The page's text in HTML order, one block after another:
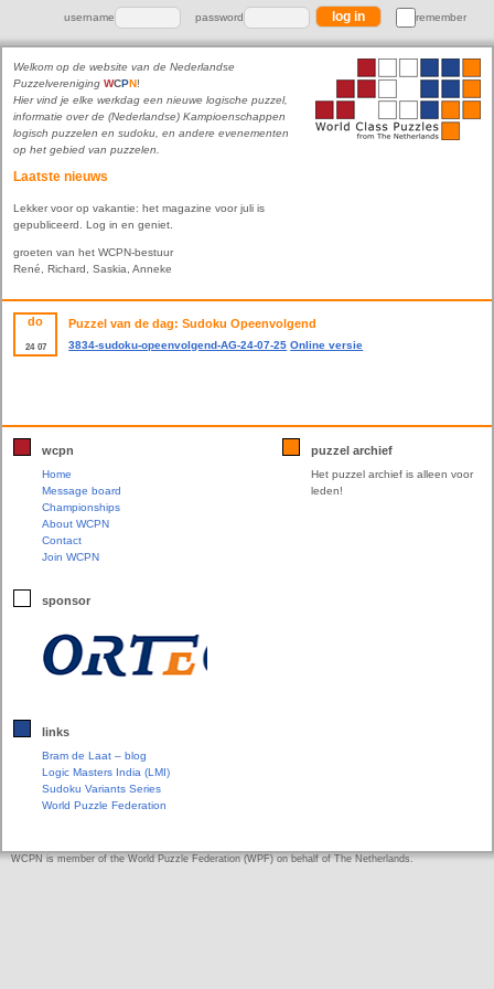
username password remember
Welkom op de website van de Nederlandse
Puzzelvereniging WCPN!
Hier vind je elke werkdag een nieuwe logische puzzel,
informatie over de (Nederlandse) Kampioenschappen
logisch puzzelen en sudoku, en andere evenementen
op het gebied van puzzelen.
Laatste nieuws
Lekker voor op vakantie: het magazine voor juli is
gepubliceerd. Log in en geniet.
groeten van het WCPN-bestuur
René, Richard, Saskia, Anneke
do
24 07
Puzzel van de dag: Sudoku Opeenvolgend
3834-sudoku-opeenvolgend-AG-24-07-25 Online versie
wcpn
Home
Message board
Championships
About WCPN
Contact
Join WCPN
sponsor
links
Bram de Laat – blog
Logic Masters India (LMI)
Sudoku Variants Series
World Puzzle Federation
puzzel archief
Het puzzel archief is alleen voor
leden!
WCPN is member of the World Puzzle Federation (WPF) on behalf of The Netherlands.